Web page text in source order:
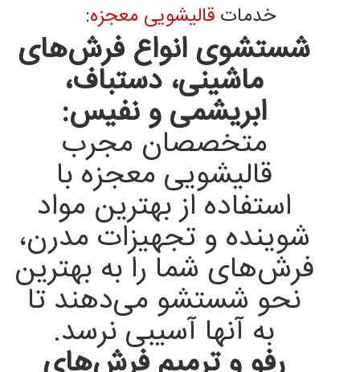
خدماتقالیشویی معجزه:
شستشوی انواع فرش‌های
ماشینی، دستباف،
ابریشمی و نفیس:
متخصصان مجرب
قالیشویی معجزه با
استفاده از بهترین مواد
شوینده و تجهیزات مدرن،
فرش‌های شما را به بهترین
نحو شستشو می‌دهند تا
به آنها آسیبی نرسد.